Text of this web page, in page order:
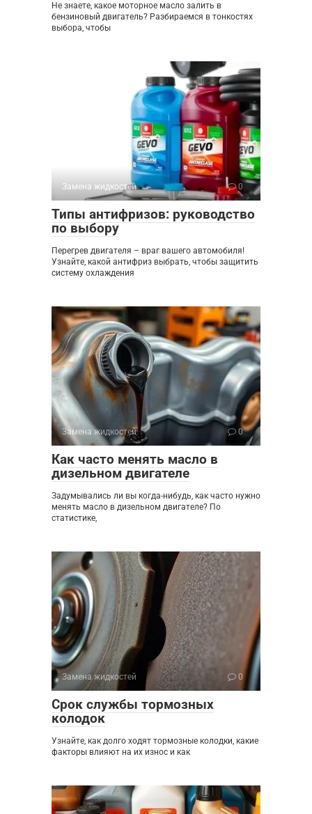
Не знаете, какое моторное масло залить в
бензиновый двигатель? Разбираемся в тонкостях
выбора, чтобы
Замена жидкостей 0
Типы антифризов: руководство
по выбору
Перегрев двигателя – враг вашего автомобиля!
Узнайте, какой антифриз выбрать, чтобы защитить
систему охлаждения
Замена жидкостей 0
Как часто менять масло в
дизельном двигателе
Задумывались ли вы когда-нибудь, как часто нужно
менять масло в дизельном двигателе? По
статистике,
Замена жидкостей 0
Срок службы тормозных
колодок
Узнайте, как долго ходят тормозные колодки, какие
факторы влияют на их износ и как